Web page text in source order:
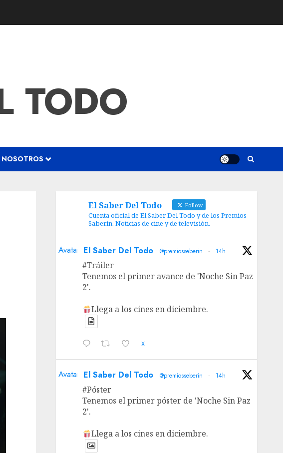
TODO
NOSOTROS
El Saber Del Todo Follow
Cuenta oficial de El Saber Del Todo y de los Premios
Saberin. Noticias de cine y de televisión.
Avatar El Saber Del Todo @premiosseberin · 14h
#Tráiler
Tenemos el primer avance de 'Noche Sin Paz
2'.
Llega a los cines en diciembre.
X
Avatar El Saber Del Todo @premiosseberin · 14h
#Póster
Tenemos el primer póster de 'Noche Sin Paz
2'.
Llega a los cines en diciembre.